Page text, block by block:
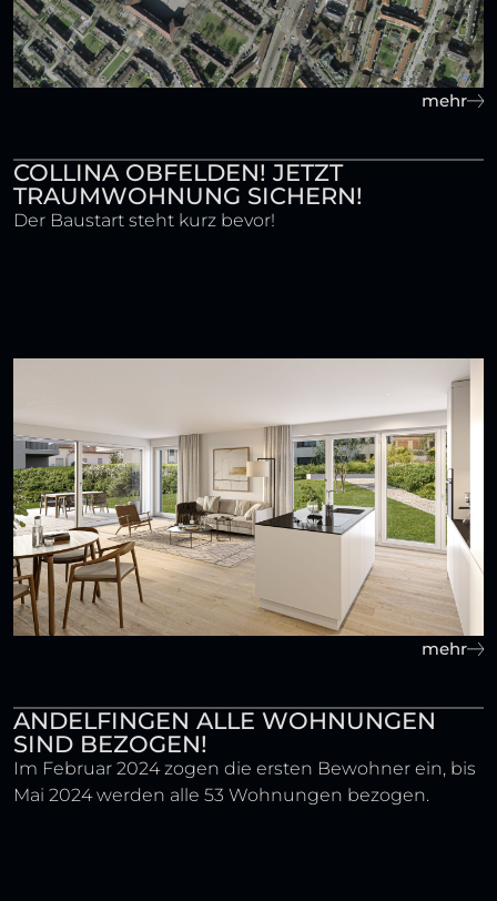
mehr
COLLINA OBFELDEN! JETZT
TRAUMWOHNUNG SICHERN!
Der Baustart steht kurz bevor!
mehr
ANDELFINGEN ALLE WOHNUNGEN
SIND BEZOGEN!
Im Februar 2024 zogen die ersten Bewohner ein, bis
Mai 2024 werden alle 53 Wohnungen bezogen.